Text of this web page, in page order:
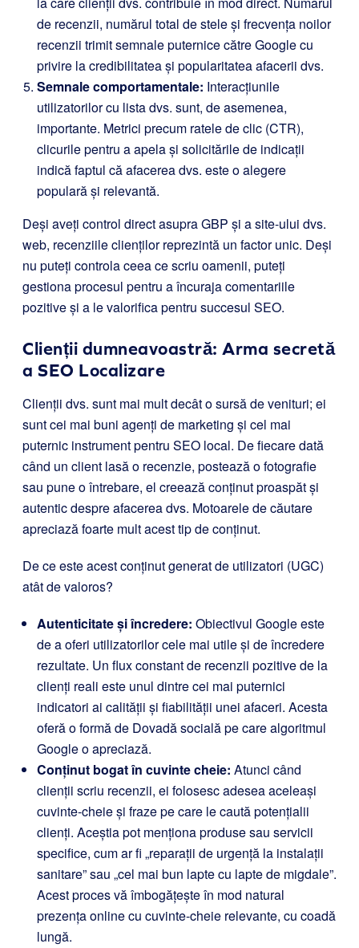
de recenzii, numărul total de stele și frecvența noilor
recenzii trimit semnale puternice către Google cu
privire la credibilitatea și popularitatea afacerii dvs.
Semnale comportamentale: Interacțiunile
utilizatorilor cu lista dvs. sunt, de asemenea,
importante. Metrici precum ratele de clic (CTR),
clicurile pentru a apela și solicitările de indicații
indică faptul că afacerea dvs. este o alegere
populară și relevantă.
Deși aveți control direct asupra GBP și a site-ului dvs.
web, recenziile clienților reprezintă un factor unic. Deși
nu puteți controla ceea ce scriu oamenii, puteți
gestiona procesul pentru a încuraja comentariile
pozitive și a le valorifica pentru succesul SEO.
Clienții dumneavoastră: Arma secretă
a SEO Localizare
Clienții dvs. sunt mai mult decât o sursă de venituri; ei
sunt cei mai buni agenți de marketing și cel mai
puternic instrument pentru SEO local. De fiecare dată
când un client lasă o recenzie, postează o fotografie
sau pune o întrebare, el creează conținut proaspăt și
autentic despre afacerea dvs. Motoarele de căutare
apreciază foarte mult acest tip de conținut.
De ce este acest conținut generat de utilizatori (UGC)
atât de valoros?
Autenticitate și încredere: Obiectivul Google este
de a oferi utilizatorilor cele mai utile și de încredere
rezultate. Un flux constant de recenzii pozitive de la
clienți reali este unul dintre cei mai puternici
indicatori ai calității și fiabilității unei afaceri. Acesta
oferă o formă de Dovadă socială pe care algoritmul
Google o apreciază.
Conținut bogat în cuvinte cheie: Atunci când
clienții scriu recenzii, ei folosesc adesea aceleași
cuvinte-cheie și fraze pe care le caută potențialii
clienți. Aceștia pot menționa produse sau servicii
specifice, cum ar fi „reparații de urgență la instalații
sanitare” sau „cel mai bun lapte cu lapte de migdale”.
Acest proces vă îmbogățește în mod natural
prezența online cu cuvinte-cheie relevante, cu coadă
lungă.